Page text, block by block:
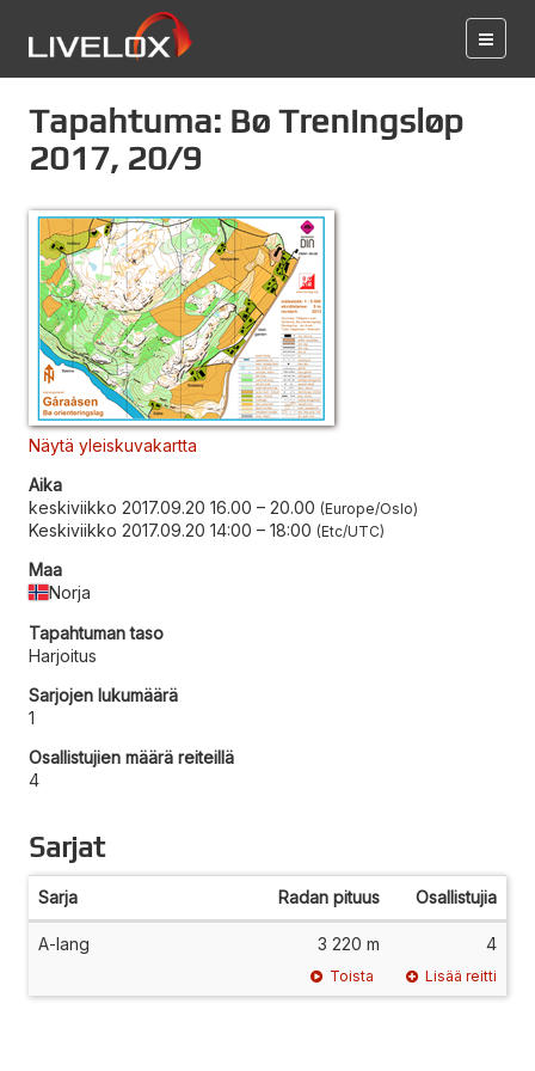
Tapahtuma: Bø Treningsløp
2017, 20/9
Näytä yleiskuvakartta
Aika
keskiviikko 2017.09.20 16.00 – 20.00 Europe/Oslo
Keskiviikko 2017.09.20 14:00 – 18:00 Etc/UTC
Maa
Norja
Tapahtuman taso
Harjoitus
Sarjojen lukumäärä
1
Osallistujien määrä reiteillä
4
Sarjat
Sarja Radan pituus Osallistujia
A-lang 3 220 m 4
Toista Lisää reitti